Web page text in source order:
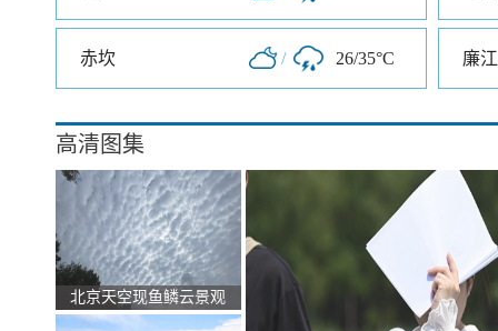
赤坎 / 26/35°C 廉江
高清图集
北京天空现鱼鳞云景观